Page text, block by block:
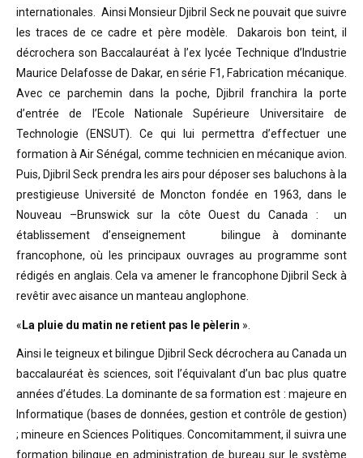
internationales. Ainsi Monsieur Djibril Seck ne pouvait que suivre
les traces de ce cadre et père modèle. Dakarois bon teint, il
décrochera son Baccalauréat à l’ex lycée Technique d’Industrie
Maurice Delafosse de Dakar, en série F1, Fabrication mécanique.
Avec ce parchemin dans la poche, Djibril franchira la porte
d’entrée de l’Ecole Nationale Supérieure Universitaire de
Technologie (ENSUT). Ce qui lui permettra d’effectuer une
formation à Air Sénégal, comme technicien en mécanique avion.
Puis, Djibril Seck prendra les airs pour déposer ses baluchons à la
prestigieuse Université de Moncton fondée en 1963, dans le
Nouveau –Brunswick sur la côte Ouest du Canada : un
établissement d’enseignement bilingue à dominante
francophone, où les principaux ouvrages au programme sont
rédigés en anglais. Cela va amener le francophone Djibril Seck à
revêtir avec aisance un manteau anglophone.
«La pluie du matin ne retient pas le pèlerin ».
Ainsi le teigneux et bilingue Djibril Seck décrochera au Canada un
baccalauréat ès sciences, soit l’équivalant d’un bac plus quatre
années d’études. La dominante de sa formation est : majeure en
Informatique (bases de données, gestion et contrôle de gestion)
; mineure en Sciences Politiques. Concomitamment, il suivra une
formation bilingue en administration de bureau sur le système